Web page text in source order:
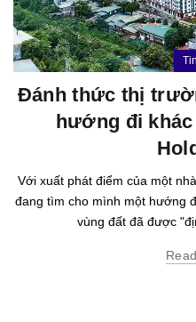
Đánh thức thị
hướng đi
Với xuất phát điểm của một
đang tìm cho mình một hướng
vùng đất đã được